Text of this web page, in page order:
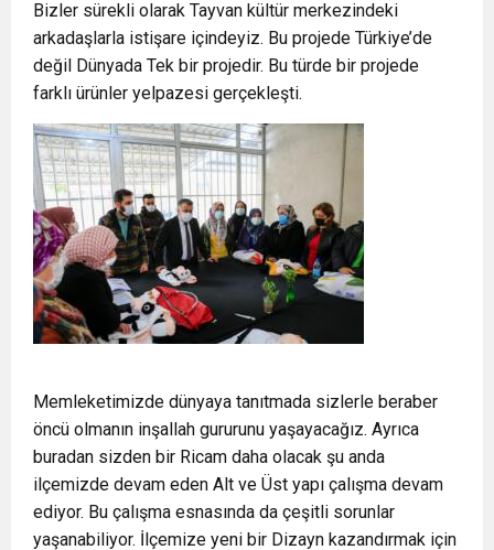
Bizler sürekli olarak Tayvan kültür merkezindeki
arkadaşlarla istişare içindeyiz. Bu projede Türkiye’de
değil Dünyada Tek bir projedir. Bu türde bir projede
farklı ürünler yelpazesi gerçekleşti.
Memleketimizde dünyaya tanıtmada sizlerle beraber
öncü olmanın inşallah gururunu yaşayacağız. Ayrıca
buradan sizden bir Ricam daha olacak şu anda
ilçemizde devam eden Alt ve Üst yapı çalışma devam
ediyor. Bu çalışma esnasında da çeşitli sorunlar
yaşanabiliyor. İlçemize yeni bir Dizayn kazandırmak için